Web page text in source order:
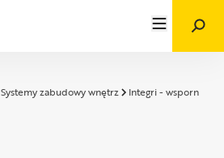
Systemy zabudowy wnętrz Integri - wsporniki